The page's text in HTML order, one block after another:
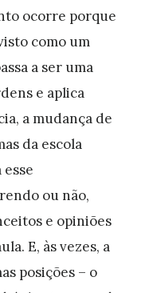
ocorre porque
como um
a ser uma
e aplica
a mudança de
da escola
ou não,
e opiniões
E, às vezes, a
posições – o